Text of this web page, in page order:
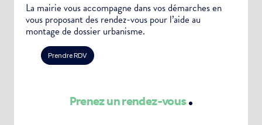
La mairie vous accompagne dans vos démarches en
vous proposant des rendez-vous pour l’aide au
montage de dossier urbanisme.